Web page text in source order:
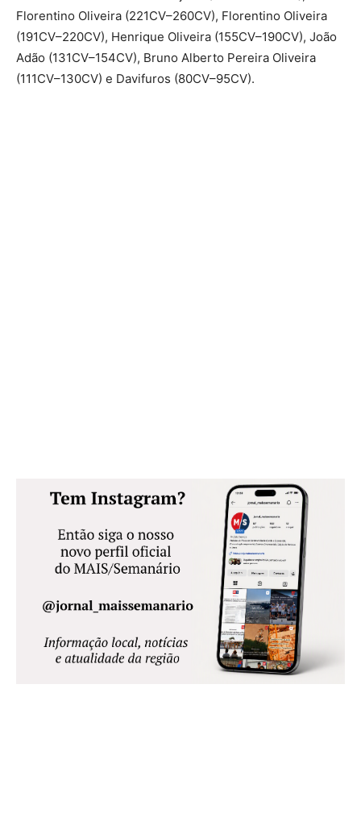
Florentino Oliveira (221CV–260CV), Florentino Oliveira
(191CV–220CV), Henrique Oliveira (155CV–190CV), João
Adão (131CV–154CV), Bruno Alberto Pereira Oliveira
(111CV–130CV) e Davifuros (80CV–95CV).